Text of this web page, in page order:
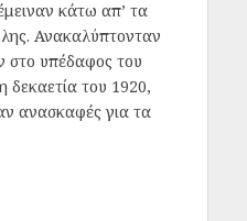
κάτω απ’ τα
Ανακαλύπτονταν
υπέδαφος του
δεκαετία του 1920,
ανασκαφές για τα